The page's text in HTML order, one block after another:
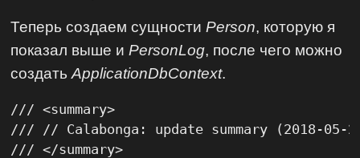
Теперь создаем сущностиPerson, которую я
показал выше иPersonLog, после чего можно
создатьApplicationDbContext.
/// <summary>
/// // Calabonga: update summary (2018-05-
/// </summary>